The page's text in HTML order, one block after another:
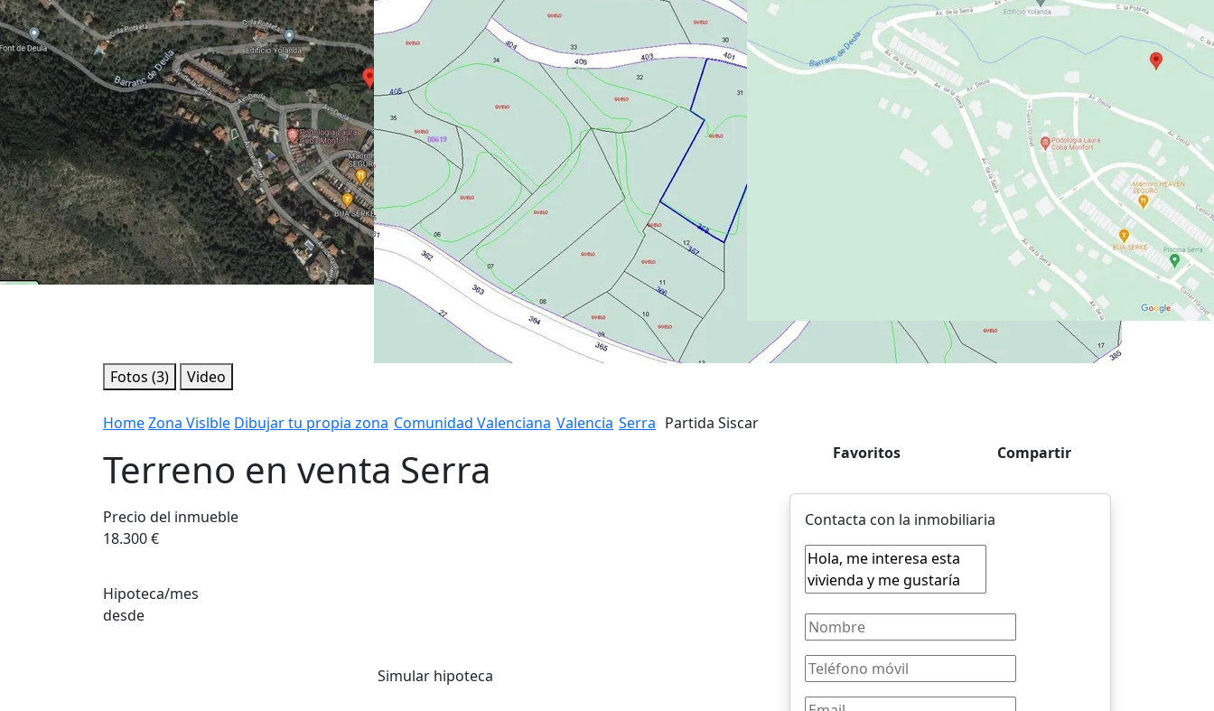
Fotos (3) Video
HomeZona Vislble Dibujar tu propia zona Comunidad Valenciana Valencia Serra Partida Siscar
Terreno en venta Serra
Precio del inmueble
18.300 €
Hipoteca/mes
desde
Simular hipoteca
Favoritos Compartir
Contacta con la inmobiliaria